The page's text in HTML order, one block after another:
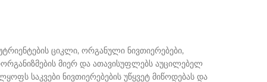
ციკლი, ორგანული ნივთიერებები,
მიერ და ათავისუფლებს აუცილებელ
საკვები ნივთიერებების უწყვეტ მიწოდებას და